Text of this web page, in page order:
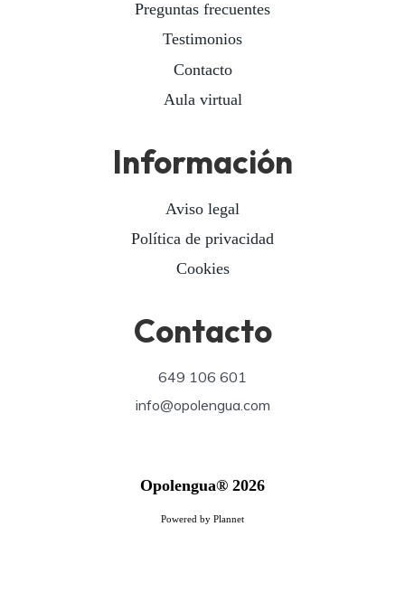
Preguntas frecuentes
Testimonios
Contacto
Aula virtual
Información
Aviso legal
Política de privacidad
Cookies
Contacto
649 106 601
info@opolengua.com
Opolengua® 2026
Powered by Plannet